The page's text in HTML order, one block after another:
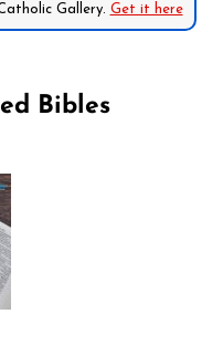
Gallery. Get it here
Bibles